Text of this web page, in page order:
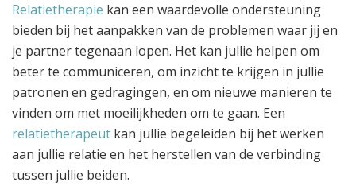
Relatietherapie kan een waardevolle ondersteuning
bieden bij het aanpakken van de problemen waar jij en
je partner tegenaan lopen. Het kan jullie helpen om
beter te communiceren, om inzicht te krijgen in jullie
patronen en gedragingen, en om nieuwe manieren te
vinden om met moeilijkheden om te gaan. Een
relatietherapeut kan jullie begeleiden bij het werken
aan jullie relatie en het herstellen van de verbinding
tussen jullie beiden.